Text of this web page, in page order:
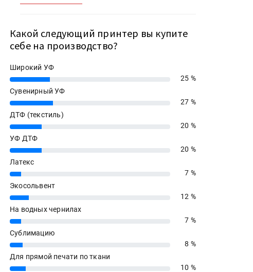
Какой следующий принтер вы купите
себе на производство?
Широкий УФ
25%
25 %
Сувенирный УФ
27%
27 %
ДТФ (текстиль)
20%
20 %
УФ ДТФ
20%
20 %
Латекс
7%
7 %
Экосольвент
12%
12 %
На водных чернилах
7%
7 %
Сублимацию
8%
8 %
Для прямой печати по ткани
10%
10 %